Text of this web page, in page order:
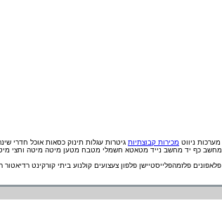
מערכות ניווט מכירות קבוצתיות גיטרות עגלות תינוק כסאות אוכל חדרי
מחשב כף יד מחשב נייד מטאטא חשמלי מטבח מטען מיטה מיטה וחצי
פלאפונים פלזמהפלייסטיישן פלפון צעצועים קולנוע ביתי קורקינט רדיאטור